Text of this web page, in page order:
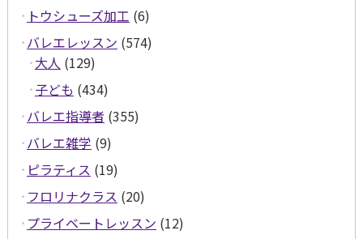
トウシューズ加工 (6)
バレエレッスン (574)
大人 (129)
子ども (434)
バレエ指導者 (355)
バレエ雑学 (9)
ピラティス (19)
フロリナクラス (20)
プライベートレッスン (12)